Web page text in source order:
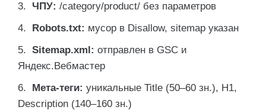
ЧПУ: /category/product/ без параметров
Robots.txt: мусор в Disallow, sitemap указан
Sitemap.xml: отправлен в GSC и
Яндекс.Вебмастер
Мета-теги: уникальные Title (50–60 зн.), H1,
Description (140–160 зн.)